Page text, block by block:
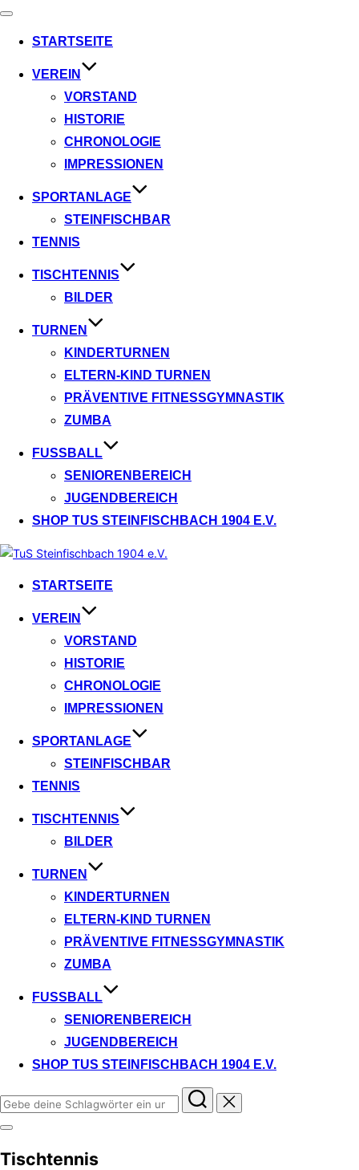
Navigation
STARTSEITE
VEREIN
VORSTAND
HISTORIE
CHRONOLOGIE
IMPRESSIONEN
SPORTANLAGE
STEINFISCHBAR
TENNIS
TISCHTENNIS
BILDER
TURNEN
KINDERTURNEN
ELTERN-KIND TURNEN
PRÄVENTIVE FITNESSGYMNASTIK
ZUMBA
FUSSBALL
SENIORENBEREICH
JUGENDBEREICH
SHOP TUS STEINFISCHBACH 1904 E.V.
Zum
springenSTARTSEITE
VEREIN
VORSTAND
HISTORIE
CHRONOLOGIE
IMPRESSIONEN
SPORTANLAGE
STEINFISCHBAR
TENNIS
TISCHTENNIS
BILDER
TURNEN
KINDERTURNEN
ELTERN-KIND TURNEN
PRÄVENTIVE FITNESSGYMNASTIK
ZUMBA
FUSSBALL
SENIORENBEREICH
JUGENDBEREICH
SHOP TUS STEINFISCHBACH 1904 E.V.
Suchen
nach:
Seitenleiste
Navigation
Tischtennis